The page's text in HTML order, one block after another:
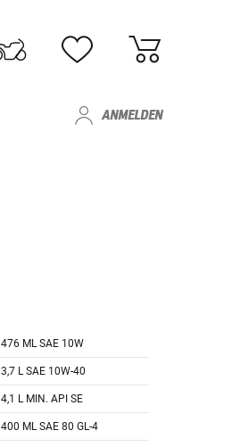
ANMELDEN
476 ML SAE 10W
3,7 L SAE 10W-40
4,1 L MIN. API SE
400 ML SAE 80 GL-4